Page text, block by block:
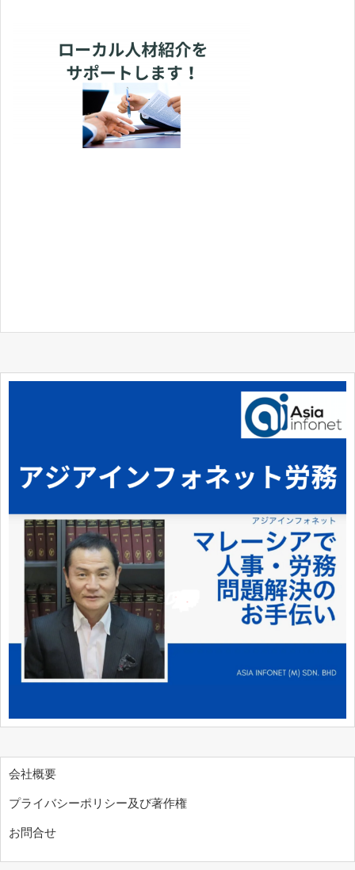
会社概要
プライバシーポリシー及び著作権
お問合せ